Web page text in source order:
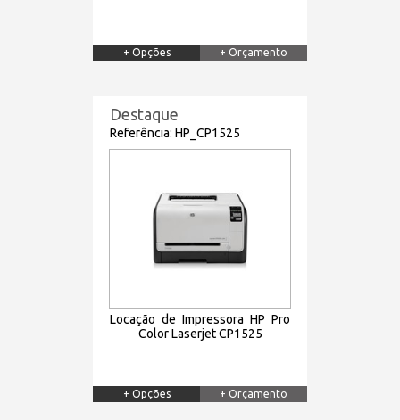
+ Opções + Orçamento
Destaque
Referência: HP_CP1525
Locação de Impressora HP Pro
Color Laserjet CP1525
+ Opções + Orçamento